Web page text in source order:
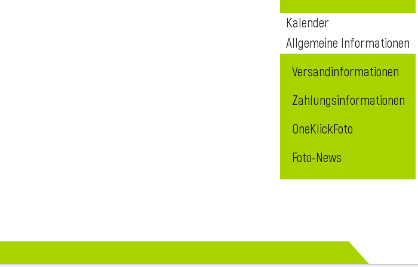
Kalender
Allgemeine Informationen
Versandinformationen
Zahlungsinformationen
OneKlickFoto
Foto-News